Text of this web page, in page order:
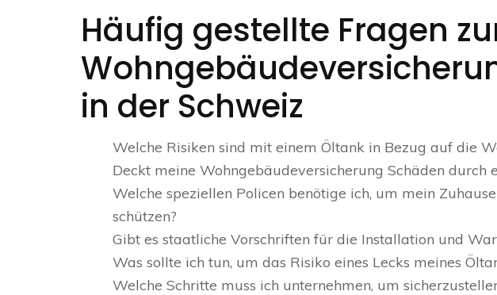
Häufig gestellte Fragen
in der Schweiz
Welche Risiken sind mit einem Öltank in Bezug auf die
Deckt meine Wohngebäudeversicherung Schäden durch
Welche speziellen Policen benötige ich, um mein
schützen?
Gibt es staatliche Vorschriften für die Installation und
Was sollte ich tun, um das Risiko eines Lecks meines
Welche Schritte muss ich unternehmen, um